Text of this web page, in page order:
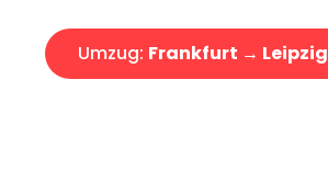
Umzug: Frankfurt → Leipzig